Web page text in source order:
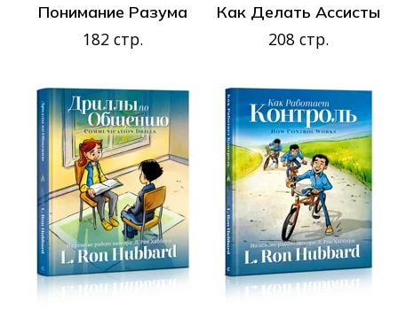
Понимание Разума
182 стр.
Как Делать Ассисты
208 стр.